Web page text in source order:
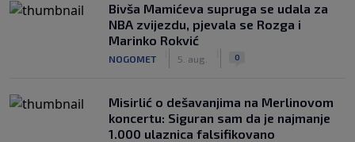
Bivša Mamićeva supruga se udala za
NBA zvijezdu, pjevala se Rozga i
Marinko Rokvić
NOGOMET 5. aug. 0
Misirlić o dešavanjima na Merlinovom
koncertu: Siguran sam da je najmanje
1.000 ulaznica falsifikovano